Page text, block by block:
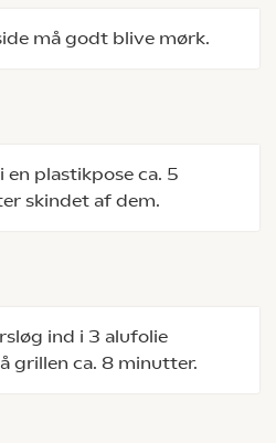
må godt blive mørk.
plastikpose ca. 5
skindet af dem.
ind i 3 alufolie
grillen ca. 8 minutter.